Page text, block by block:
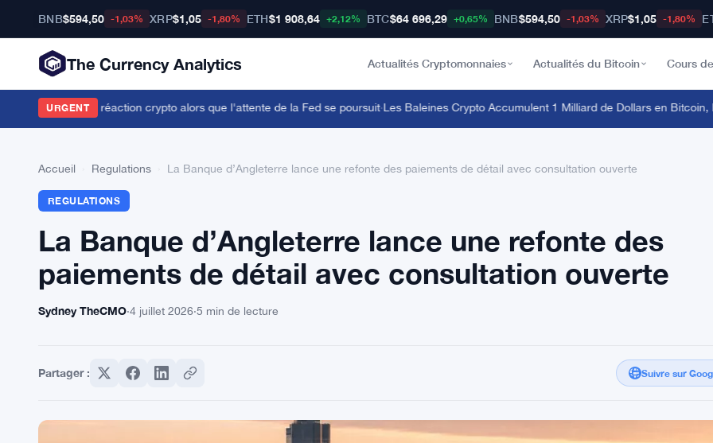
BNB$594,50 -1,03% XRP$1,05 -1,80% ETH$1 908,64 +2,12% BTC$64 696,29 +0,65% BNB$594,50 -1,03% XRP$1,05 -1,80%
The Currency Analytics Actualités Cryptomonnaies Actualités du Bitcoin Cours
URGENT
influencent la réaction crypto alors que l'attente de la Fed se poursuit·Les Baleines Crypto Accumulent 1 Milliard de Dollars en Bitcoin,
Accueil Regulations La Banque d’Angleterre lance une refonte des paiements de détail avec consultation ouverte
REGULATIONS
La Banque d’Angleterre lance une refonte des
paiements de détail avec consultation ouverte
Sydney TheCMO·4 juillet 2026·5 min de lecture
Partager : Suivre sur